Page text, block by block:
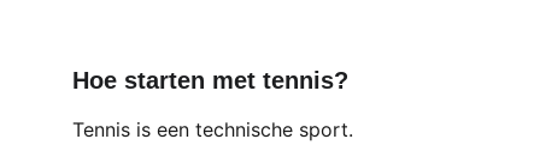
Hoe starten met tennis?
Tennis is een technische sport.